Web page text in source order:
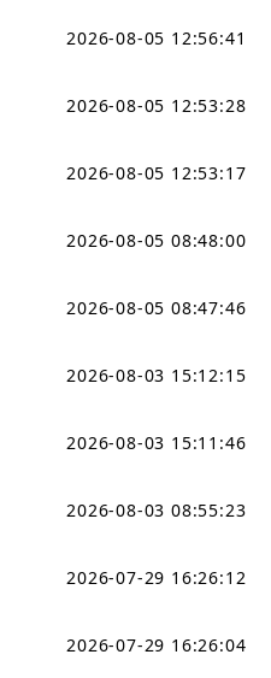
2026-08-05 12:56:41
2026-08-05 12:53:28
2026-08-05 12:53:17
2026-08-05 08:48:00
2026-08-05 08:47:46
2026-08-03 15:12:15
2026-08-03 15:11:46
2026-08-03 08:55:23
2026-07-29 16:26:12
2026-07-29 16:26:04